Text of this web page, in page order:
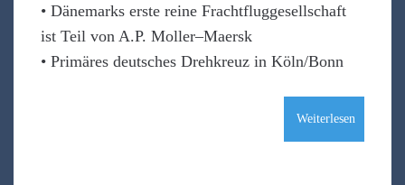
• Dänemarks erste reine Frachtfluggesellschaft
ist Teil von A.P. Moller–Maersk
• Primäres deutsches Drehkreuz in Köln/Bonn
Weiterlesen